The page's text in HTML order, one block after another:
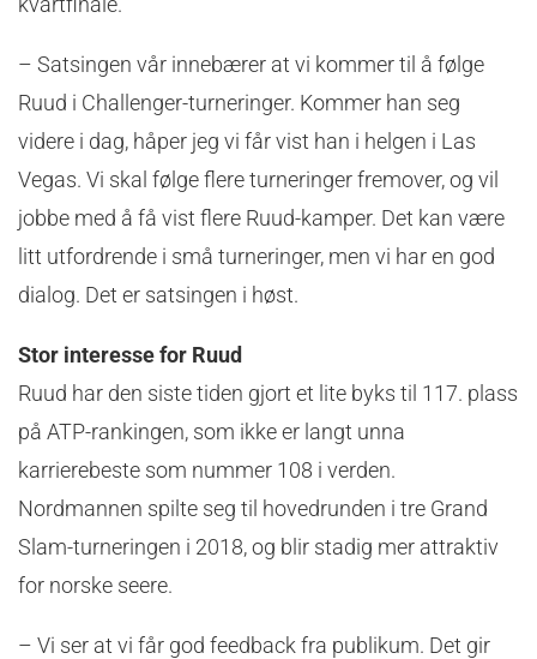
– Satsingen vår innebærer at vi kommer til å følge
Ruud i Challenger-turneringer. Kommer han seg
videre i dag, håper jeg vi får vist han i helgen i Las
Vegas. Vi skal følge flere turneringer fremover, og vil
jobbe med å få vist flere Ruud-kamper. Det kan være
litt utfordrende i små turneringer, men vi har en god
dialog. Det er satsingen i høst.
Stor interesse for Ruud
Ruud har den siste tiden gjort et lite byks til 117. plass
på ATP-rankingen, som ikke er langt unna
karrierebeste som nummer 108 i verden.
Nordmannen spilte seg til hovedrunden i tre Grand
Slam-turneringen i 2018, og blir stadig mer attraktiv
for norske seere.
– Vi ser at vi får god feedback fra publikum. Det gir